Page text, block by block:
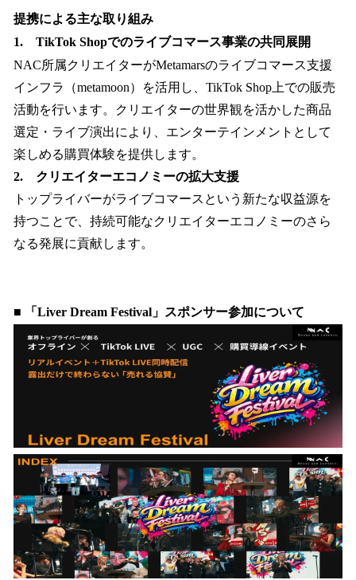
提携による主な取り組み
1. TikTok Shopでのライブコマース事業の共同展開
NAC所属クリエイターがMetamarsのライブコマース支援
インフラ（metamoon）を活用し、TikTok Shop上での販売
活動を行います。クリエイターの世界観を活かした商品
選定・ライブ演出により、エンターテインメントとして
楽しめる購買体験を提供します。
2. クリエイターエコノミーの拡大支援
トップライバーがライブコマースという新たな収益源を
持つことで、持続可能なクリエイターエコノミーのさら
なる発展に貢献します。
■ 「Liver Dream Festival」スポンサー参加について